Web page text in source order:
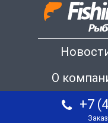
О
+7